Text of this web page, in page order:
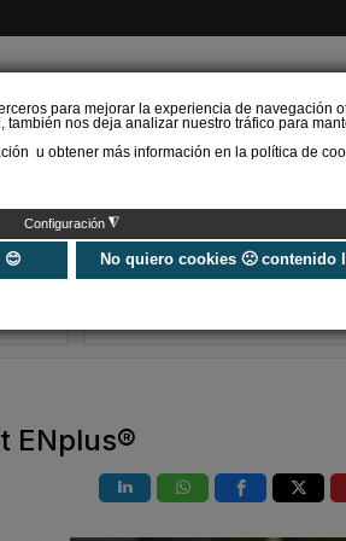
para mejorar la experiencia de navegación
nos deja analizar nuestro tráfico para
u obtener más información en la política de
Configuración ◮
😊 No quiero cookies 🙁 contenido
Geoenergía
el Plan de
Electrificación
ENplus®